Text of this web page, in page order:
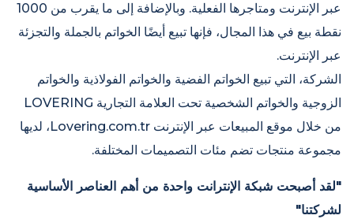
عبر الإنترنت ومتاجرها الفعلية. وبالإضافة إلى ما يقرب من 1000
نقطة بيع في هذا المجال، فإنها تبيع أيضًا الخواتم بالجملة والتجزئة
عبر الإنترنت.
الشركة، التي تبيع الخواتم الفضية والخواتم الفولاذية والخواتم
الزوجية والخواتم الشخصية تحت العلامة التجارية LOVERING
من خلال موقع المبيعات عبر الإنترنت Lovering.com.tr، لديها
مجموعة منتجات تضم مئات التصميمات المختلفة.
"لقد أصبحت شبكة الإنترانت واحدة من أهم العناصر الأساسية
لشركتنا"